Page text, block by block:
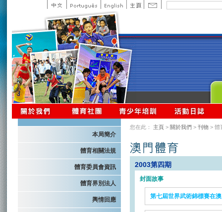
本局簡介
體育相關法規
體育委員會資訊
體育界別法人
輿情回應
您在此： 主頁 > 關於我們 > 刊物 > 體
2003第四期
封面故事
第七屆世界武術錦標賽在